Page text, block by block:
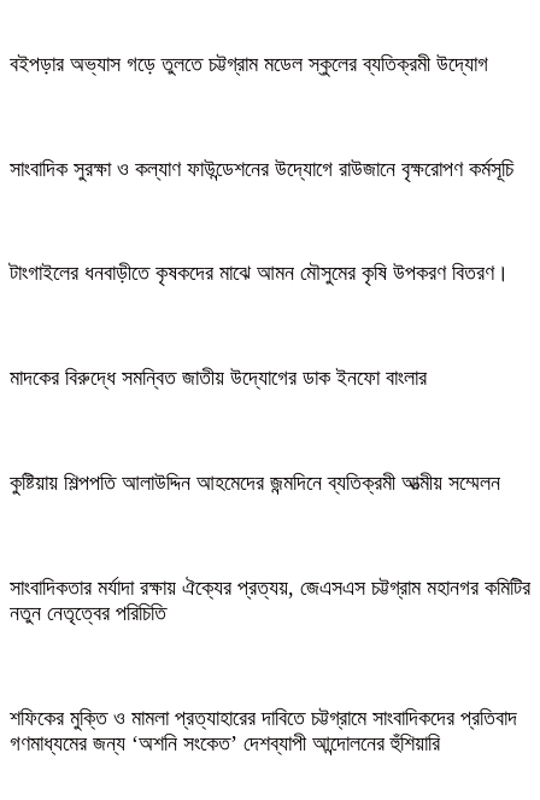
বইপড়ার অভ্যাস গড়ে তুলতে চট্টগ্রাম মডেল স্কুলের ব্যতিক্রমী উদ্যোগ
সাংবাদিক সুরক্ষা ও কল্যাণ ফাউন্ডেশনের উদ্যোগে রাউজানে বৃক্ষরোপণ কর্মসূচি
টাংগাইলের ধনবাড়ীতে কৃষকদের মাঝে আমন মৌসুমের কৃষি উপকরণ বিতরণ।
মাদকের বিরুদ্ধে সমন্বিত জাতীয় উদ্যোগের ডাক ইনফো বাংলার
কুষ্টিয়ায় শিল্পপতি আলাউদ্দিন আহমেদের জন্মদিনে ব্যতিক্রমী আত্মীয় সম্মেলন
সাংবাদিকতার মর্যাদা রক্ষায় ঐক্যের প্রত্যয়, জেএসএস চট্টগ্রাম মহানগর কমিটির
নতুন নেতৃত্বের পরিচিতি
শফিকের মুক্তি ও মামলা প্রত্যাহারের দাবিতে চট্টগ্রামে সাংবাদিকদের প্রতিবাদ
গণমাধ্যমের জন্য ‘অশনি সংকেত’ দেশব্যাপী আন্দোলনের হুঁশিয়ারি